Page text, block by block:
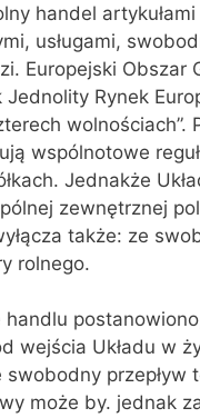
handel artykułami
usługami,
Europejski Obszar
Jednolity Rynek
wolnościach”.
wspólnotowe
Jednakże
zewnętrznej
także: ze
rolnego.
handlu
wejścia Układu w
swobodny przepływ
może by. jednak